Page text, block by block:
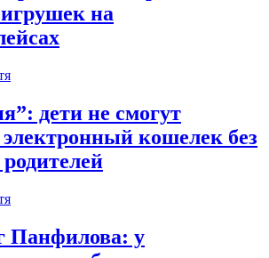
на
дети не смогут
кошелек без
Панфилова: у